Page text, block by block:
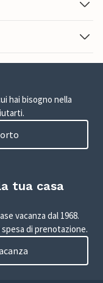
hai bisogno nella
tua casa
vacanza dal 1968.
di prenotazione.